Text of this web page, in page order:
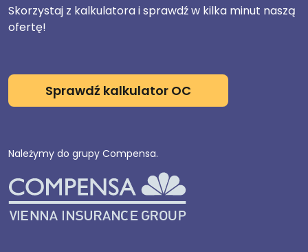
Skorzystaj z kalkulatora i sprawdź w kilka minut naszą
ofertę!
Sprawdź kalkulator OC
Należymy do grupy Compensa.